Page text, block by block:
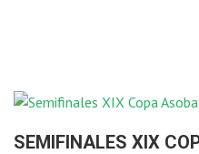
SEMIFINALES XIX